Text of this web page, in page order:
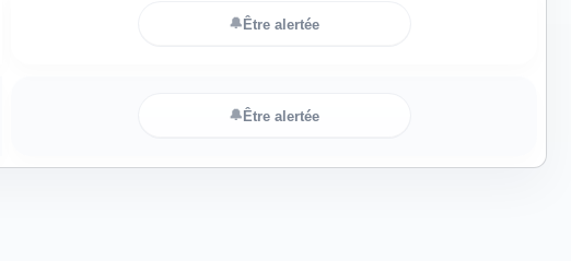
🔔Être alertée
🔔Être alertée